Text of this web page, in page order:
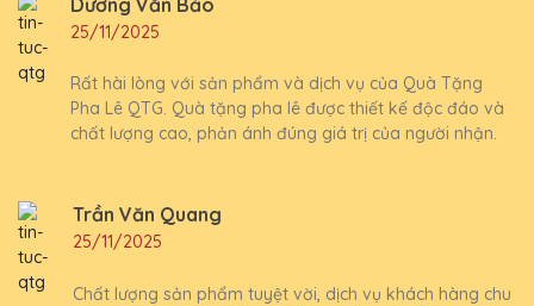
Dương Văn Bảo
25/11/2025
Rất hài lòng với sản phẩm và dịch vụ của Quà Tặng
Pha Lê QTG. Quà tặng pha lê được thiết kế độc đáo và
chất lượng cao, phản ánh đúng giá trị của người nhận.
Trần Văn Quang
25/11/2025
Chất lượng sản phẩm tuyệt vời, dịch vụ khách hàng chu